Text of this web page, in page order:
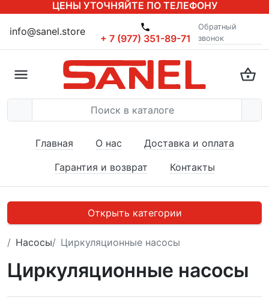
ЦЕНЫ УТОЧНЯЙТЕ ПО ТЕЛЕФОНУ
info@sanel.store
+ 7 (977) 351-89-71
Обратный
звонок
Главная О нас
Доставка и оплата
Гарантия и возврат
Контакты
Открыть категории
Насосы Циркуляционные насосы
Циркуляционные насосы